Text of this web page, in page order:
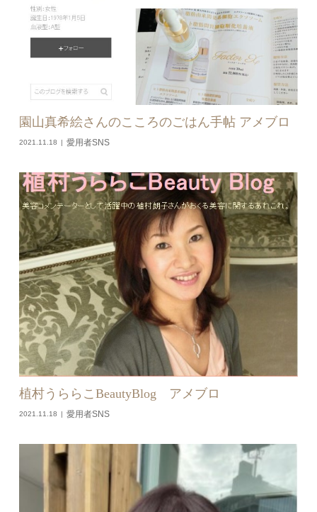
園山真希絵さんのこころのごはん手帖 アメブロ
2021.11.18 愛用者SNS
植村うららこBeautyBlog アメブロ
2021.11.18 愛用者SNS